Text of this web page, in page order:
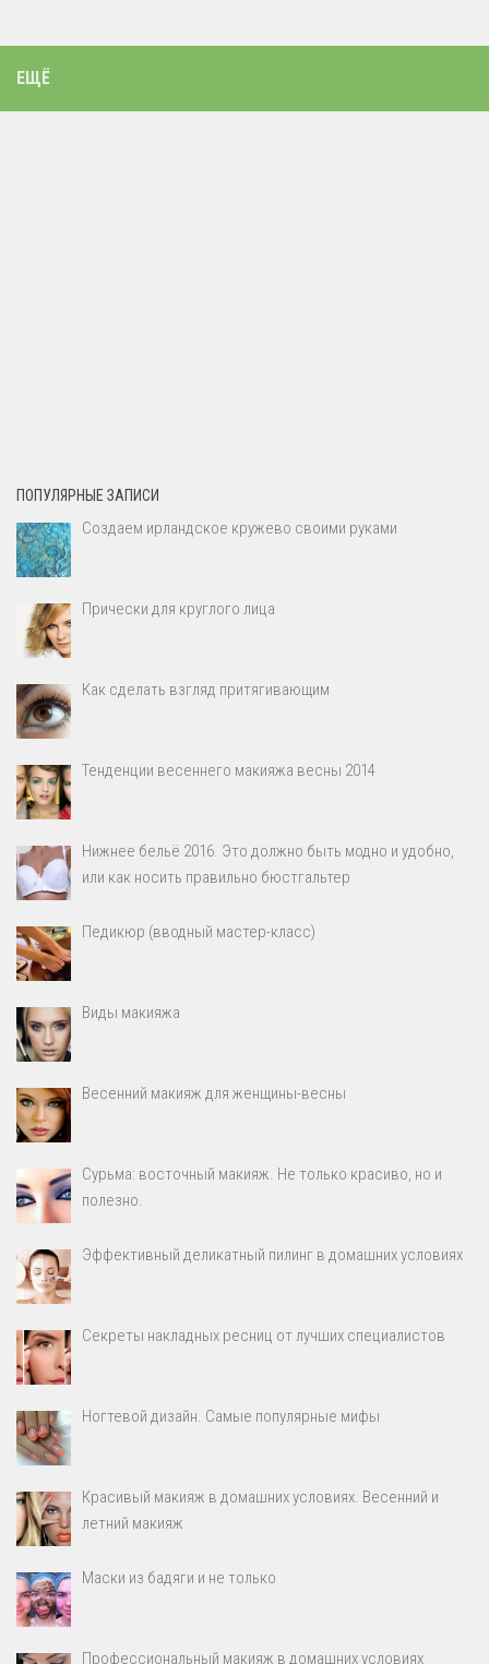
ЕЩЁ
ПОПУЛЯРНЫЕ ЗАПИСИ
Создаем ирландское кружево своими руками
Прически для круглого лица
Как сделать взгляд притягивающим
Тенденции весеннего макияжа весны 2014
Нижнее бельё 2016. Это должно быть модно и удобно,
или как носить правильно бюстгальтер
Педикюр (вводный мастер-класс)
Виды макияжа
Весенний макияж для женщины-весны
Сурьма: восточный макияж. Не только красиво, но и
полезно.
Эффективный деликатный пилинг в домашних условиях
Секреты накладных ресниц от лучших специалистов
Ногтевой дизайн. Самые популярные мифы
Красивый макияж в домашних условиях. Весенний и
летний макияж
Маски из бадяги и не только
Профессиональный макияж в домашних условиях